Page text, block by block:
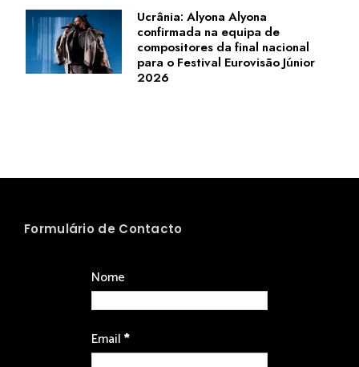
Ucrânia: Alyona Alyona
confirmada na equipa de
compositores da final nacional
para o Festival Eurovisão Júnior
2026
Formulário de Contacto
Nome
Email*